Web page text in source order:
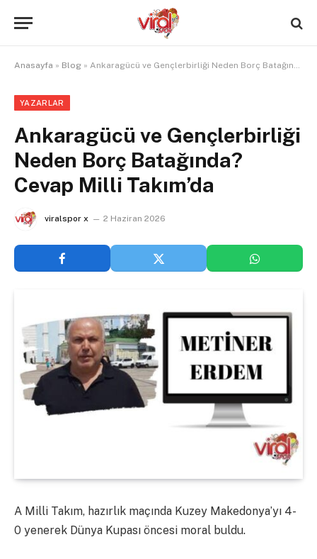
Anasayfa » Blog » Ankaragücü ve Gençlerbirliği Neden Borç Batağında? Cevap Milli Takım’da
YAZARLAR
Ankaragücü ve Gençlerbirliği
Neden Borç Batağında?
Cevap Milli Takım’da
viralspor x 2 Haziran 2026
A Milli Takım, hazırlık maçında Kuzey Makedonya’yı 4-
0 yenerek Dünya Kupası öncesi moral buldu.